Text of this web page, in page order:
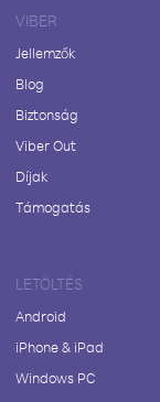
VIBER
Jellemzők
Blog
Biztonság
Viber Out
Díjak
Támogatás
LETÖLTÉS
Android
iPhone & iPad
Windows PC